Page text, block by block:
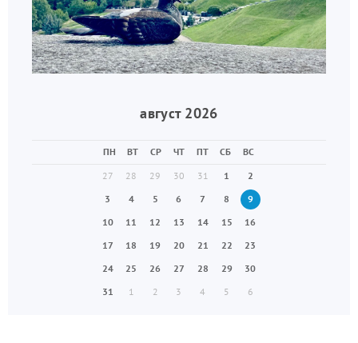
август 2026
ПН ВТ СР ЧТ ПТ СБ
ВС
27
28 29 30 31 1
2
3
4 5 6 7 8
9
10
11 12 13 14 15
16
17
18 19 20 21 22
23
24
25 26 27 28 29
30
31
1 2 3 4 5 6